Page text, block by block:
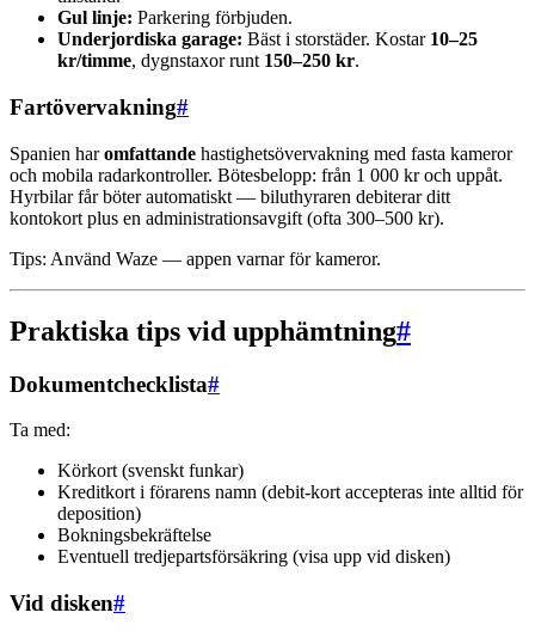
Gul linje: Parkering förbjuden.
Underjordiska garage: Bäst i storstäder. Kostar 10–25
kr/timme, dygnstaxor runt 150–250 kr.
Fartövervakning#
Spanien haromfattande hastighetsövervakning med fasta kameror
och mobila radarkontroller. Bötesbelopp: från 1 000 kr och uppåt.
Hyrbilar får böter automatiskt — biluthyraren debiterar ditt
kontokort plus en administrationsavgift (ofta 300–500 kr).
Tips: Använd Waze — appen varnar för kameror.
Praktiska tips vid upphämtning#
Dokumentchecklista#
Ta med:
Körkort (svenskt funkar)
Kreditkort i förarens namn (debit-kort accepteras inte alltid för
deposition)
Bokningsbekräftelse
Eventuell tredjepartsförsäkring (visa upp vid disken)
Vid disken#